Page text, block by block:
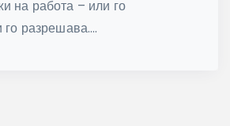
на работа – или го
разрешава....